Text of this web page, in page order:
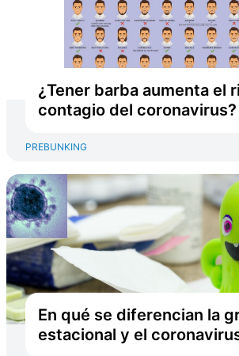
¿Tener barba aumenta el
contagio del coronavirus?
PREBUNKING
En qué se diferencian la
estacional y el